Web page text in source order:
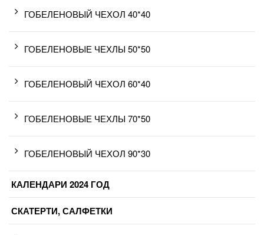
ГОБЕЛЕНОВЫЙ ЧЕХОЛ 40*40
ГОБЕЛЕНОВЫЕ ЧЕХЛЫ 50*50
ГОБЕЛЕНОВЫЙ ЧЕХОЛ 60*40
ГОБЕЛЕНОВЫЕ ЧЕХЛЫ 70*50
ГОБЕЛЕНОВЫЙ ЧЕХОЛ 90*30
КАЛЕНДАРИ 2024 ГОД
СКАТЕРТИ, САЛФЕТКИ